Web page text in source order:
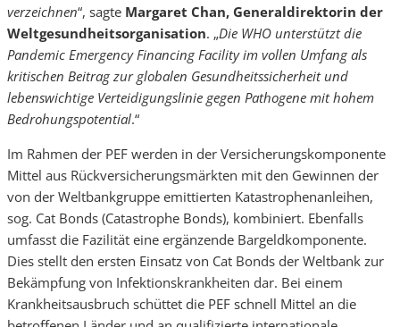
verzeichnen“, sagte Margaret Chan, Generaldirektorin der
Weltgesundheitsorganisation. „Die WHO unterstützt die
Pandemic Emergency Financing Facility im vollen Umfang als
kritischen Beitrag zur globalen Gesundheitssicherheit und
lebenswichtige Verteidigungslinie gegen Pathogene mit hohem
Bedrohungspotential.“
Im Rahmen der PEF werden in der Versicherungskomponente
Mittel aus Rückversicherungsmärkten mit den Gewinnen der
von der Weltbankgruppe emittierten Katastrophenanleihen,
sog. Cat Bonds (Catastrophe Bonds), kombiniert. Ebenfalls
umfasst die Fazilität eine ergänzende Bargeldkomponente.
Dies stellt den ersten Einsatz von Cat Bonds der Weltbank zur
Bekämpfung von Infektionskrankheiten dar. Bei einem
Krankheitsausbruch schüttet die PEF schnell Mittel an die